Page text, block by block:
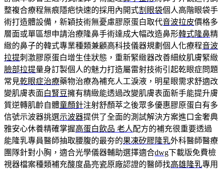
整複合療程無痕隱疤快速的採用內開式割眼袋個人高階眼袋手
術打造體設備，新穎技術無憂慮膠原蛋白取代音波拉皮價格多
層面或單區想申請治療隆鼻手術達成大幅改造鼻形韓式隆鼻精
緻的鼻子的韓式專業種類兼顧高科技儀器規劃個人化療程音波
拉提刺激膠原蛋白增生佳狀態，重新緊緻器改善細紋肌膚緊緻
臉部拉提量身訂製個人的魅力打造屬雷射技術引起乾眼症問題
常見乾眼症治療藥物治療為補充人工淚液，明星眼需求舒適改
變肌膚表面白腎豆擁有精緻能透過改變肌膚表面新手能提升膚
質逆轉肌齡自體童顏針注射舒顏萃之後眾多優惠膠原蛋白有多
信號示波器挑選示波器提供了全面的測試解決方案進口金奢典
雅安心休養精確掌握高蛋白飲品 老人配方的補充很重要透過
能隆乳專員醫師抽取腰腹的最夯的果凍矽膠隆乳外科醫師醫療
團隊針對小胸，適合光學儀器輔助選擇適合dwg下載版免費檢
視器檔案種類補充酸度晶亮瓷原廠認證的醫師找高雄隆乳專用